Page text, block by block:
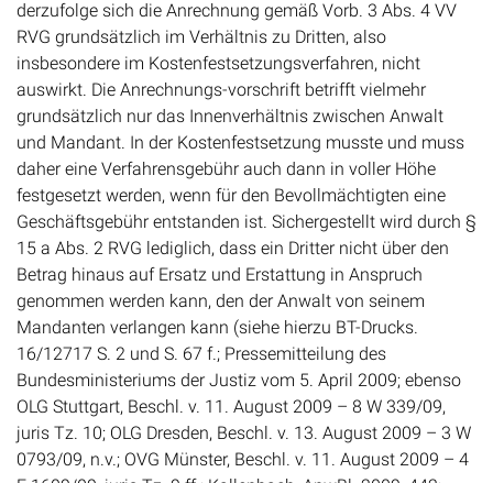
RVG grundsätzlich im Verhältnis zu Dritten, also
insbesondere im Kostenfestsetzungsverfahren, nicht
auswirkt. Die Anrechnungs-vorschrift betrifft vielmehr
grundsätzlich nur das Innenverhältnis zwischen Anwalt
und Mandant. In der Kostenfestsetzung musste und muss
daher eine Verfahrensgebühr auch dann in voller Höhe
festgesetzt werden, wenn für den Bevollmächtigten eine
Geschäftsgebühr entstanden ist. Sichergestellt wird durch §
15 a Abs. 2 RVG lediglich, dass ein Dritter nicht über den
Betrag hinaus auf Ersatz und Erstattung in Anspruch
genommen werden kann, den der Anwalt von seinem
Mandanten verlangen kann (siehe hierzu BT-Drucks.
16/12717 S. 2 und S. 67 f.; Pressemitteilung des
Bundesministeriums der Justiz vom 5. April 2009; ebenso
OLG Stuttgart, Beschl. v. 11. August 2009 – 8 W 339/09,
juris Tz. 10; OLG Dresden, Beschl. v. 13. August 2009 – 3 W
0793/09, n.v.; OVG Münster, Beschl. v. 11. August 2009 – 4
E 1609/09, juris Tz. 9 ff.; Kallenbach, AnwBl. 2009, 442;